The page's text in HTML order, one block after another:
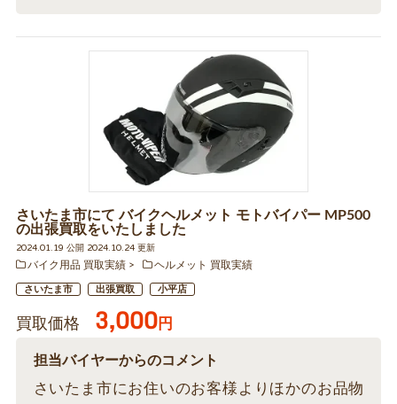
さいたま市にて バイクヘルメット モトバイパー MP500
の出張買取をいたしました
2024.01.19 公開 2024.10.24 更新
バイク用品 買取実績
ヘルメット 買取実績
さいたま市 出張買取 小平店
買取価格 3,000円
担当バイヤーからのコメント
さいたま市にお住いのお客様よりほかのお品物